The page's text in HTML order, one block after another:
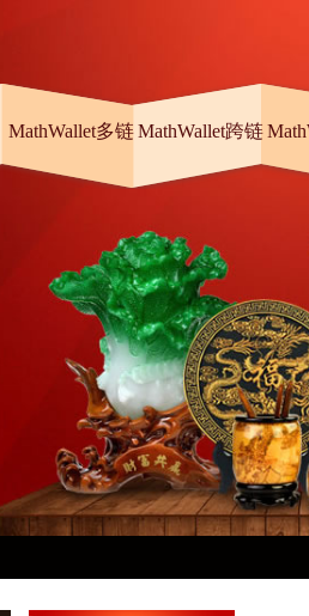
MathWallet多链 MathWallet跨链